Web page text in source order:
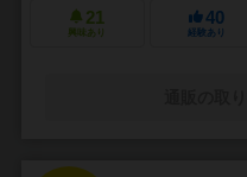
21
興味あり
40
経験あり